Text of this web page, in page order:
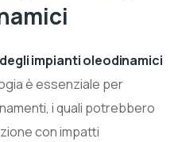
impianti oleodinamici
è essenziale per
i quali potrebbero
con impatti